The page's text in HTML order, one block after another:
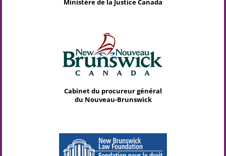
Ministère de la Justice Canada
Cabinet du procureur général
du Nouveau-Brunswick